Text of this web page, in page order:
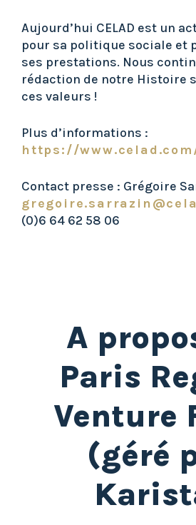
Aujourd’hui CELAD est un
pour sa politique sociale et
ses prestations. Nous
rédaction de notre Histoire
ces valeurs !
Plus d’informations :
https://
Contact presse : Grégoire
(0)6 64 62 58 06
A
Paris
Venture
(géré